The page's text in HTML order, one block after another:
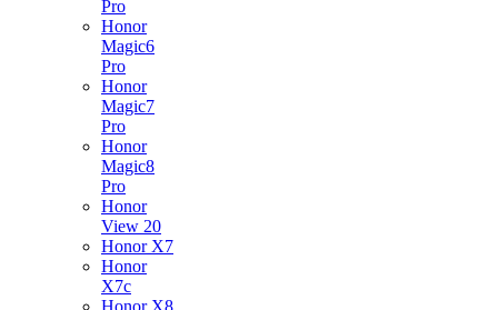
Pro
Honor
Magic6
Pro
Honor
Magic7
Pro
Honor
Magic8
Pro
Honor
View 20
Honor X7
Honor
X7c
Honor X8